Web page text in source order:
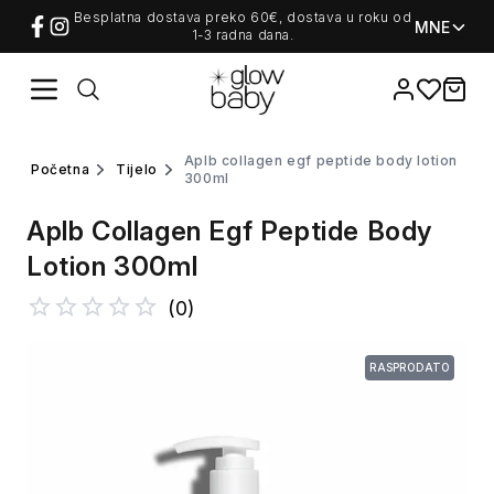
Besplatna dostava preko 60€, dostava u roku od
1-3 radna dana.
MNE
Favorites
items
početna tijelo
aplb collagen egf peptide body lotion
300ml
Aplb Collagen Egf Peptide Body
Lotion 300ml
(0)
RASPRODATO